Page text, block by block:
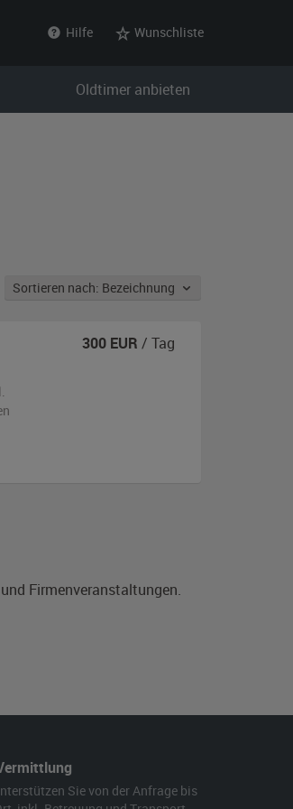
Hilfe Wunschliste
Oldtimer anbieten
Sortieren nach: Bezeichnung
Firmenveranstaltungen.
300 EUR / Tag
Sie von der Anfrage bis